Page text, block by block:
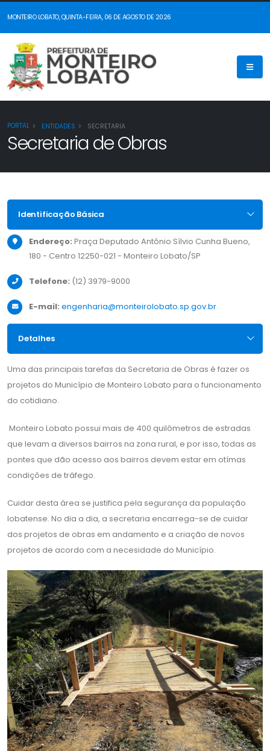
MONTEIRO LOBATO, QUINTA-FEIRA, 06 DE AGOSTO DE 2026
PORTAL ENTIDADES SECRETARIA
Secretaria de Obras
Identificação Básica
Endereço: Praça Deputado Antônio Sílvio Cunha Bueno,
180 - Centro 12250-021 - Monteiro Lobato/SP
Telefone: (12) 3979-9000
E-mail: engenharia@monteirolobato.sp.gov.br
Detalhes
Uma das principais tarefas da Secretaria de Obras é fazer os
projetos do Município de Monteiro Lobato para o funcionamento
do cotidiano.
Monteiro Lobato possui mais de 400 quilômetros de estradas
que levam a diversos bairros na zona rural, e por isso, todas as
pontes que dão acesso aos bairros devem estar em otímas
condições de tráfego.
Cuidar desta área se justifica pela segurança da população
lobatense. No dia a dia, a secretaria encarrega-se de cuidar
dos projetos de obras em andamento e a criação de novos
projetos de acordo com a necesidade do Município.